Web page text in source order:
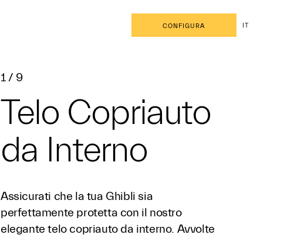
CONFIGURA IT
1 / 9
Telo Copriauto
da Interno
Assicurati che la tua Ghibli sia
perfettamente protetta con il nostro
elegante telo copriauto da interno. Avvolte